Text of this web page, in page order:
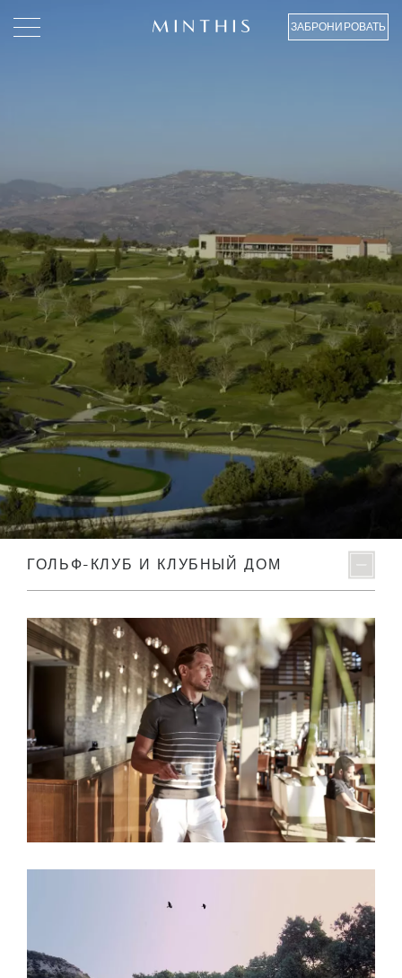
ЗАБРОНИРОВАТЬ
ГОЛЬФ-КЛУБ И КЛУБНЫЙ ДОМ